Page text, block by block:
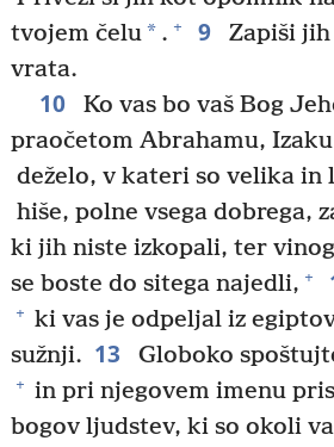
tvojem čelu* . + 9
Zapiši
vrata.
10
Ko vas bo vaš Bog
praočetom Abrahamu,
deželo, v kateri so velika in
hiše, polne vsega dobrega,
ki jih niste izkopali, ter
se boste do sitega najedli, +
+ ki vas je odpeljal iz
sužnji. 13 Globoko
+ in pri njegovem imenu
bogov ljudstev, ki so okoli